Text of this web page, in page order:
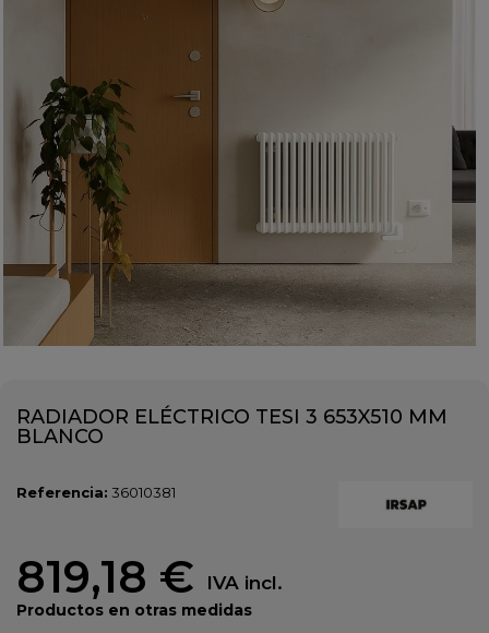
RADIADOR ELÉCTRICO TESI 3 653X510 MM
BLANCO
Referencia: 36010381
819,18 € IVA incl.
Productos en otras medidas